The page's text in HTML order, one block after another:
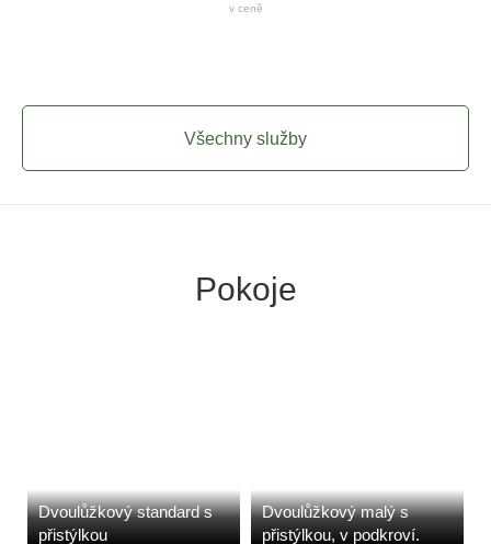
v ceně
Všechny služby
Pokoje
Dvoulůžkový standard s
přistýlkou
Dvoulůžkový malý s
přistýlkou, v podkroví.